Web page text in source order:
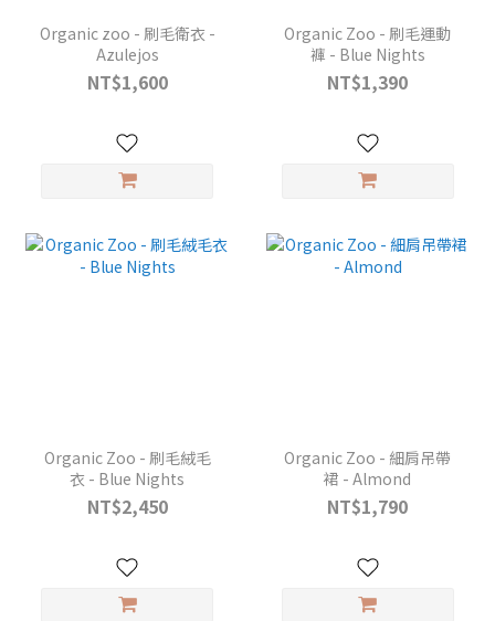
Organic zoo - 刷毛衛衣 -
Azulejos
NT$1,600
Organic Zoo - 刷毛運動
褲 - Blue Nights
NT$1,390
Organic Zoo - 刷毛絨毛
衣 - Blue Nights
NT$2,450
Organic Zoo - 細肩吊帶
裙 - Almond
NT$1,790